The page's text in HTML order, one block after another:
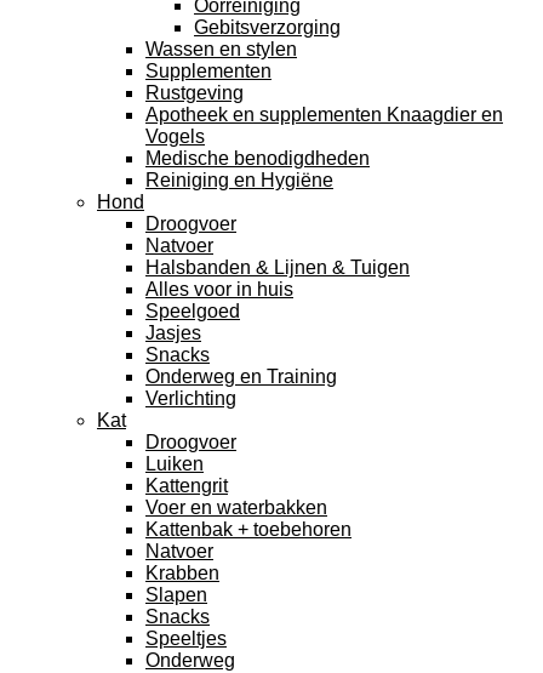
Oorreiniging
Gebitsverzorging
Wassen en stylen
Supplementen
Rustgeving
Apotheek en supplementen Knaagdier en
Vogels
Medische benodigdheden
Reiniging en Hygiëne
Hond
Droogvoer
Natvoer
Halsbanden & Lijnen & Tuigen
Alles voor in huis
Speelgoed
Jasjes
Snacks
Onderweg en Training
Verlichting
Kat
Droogvoer
Luiken
Kattengrit
Voer en waterbakken
Kattenbak + toebehoren
Natvoer
Krabben
Slapen
Snacks
Speeltjes
Onderweg